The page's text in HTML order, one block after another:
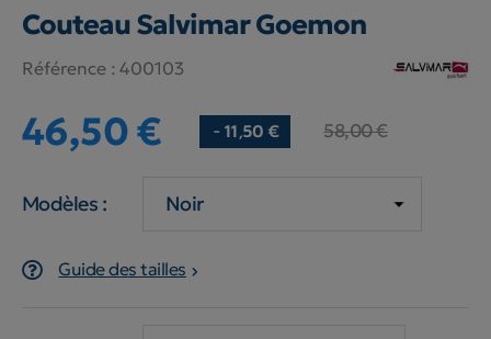
Couteau Salvimar Goemon
Référence : 400103
46,50 € - 11,50 € 58,00 €
Modèles :
Guide des tailles